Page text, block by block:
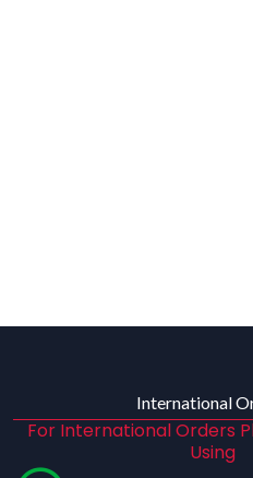
International
For International Orders
Using